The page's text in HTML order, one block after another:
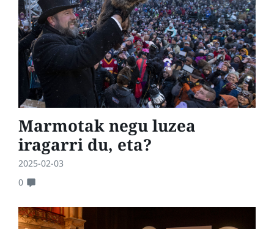
Marmotak negu luzea
iragarri du, eta?
2025-02-03
0